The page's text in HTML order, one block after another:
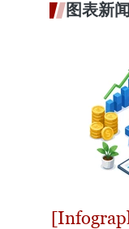
图表新闻